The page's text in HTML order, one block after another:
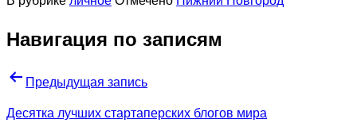
Навигация по записям
Предыдущая запись
Десятка лучших стартаперских блогов мира